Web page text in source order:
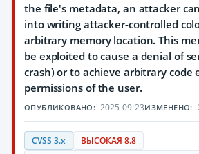
the file's metadata, an attacker
into writing attacker-controlled
arbitrary memory location. This
be exploited to cause a denial of
crash) or to achieve arbitrary
permissions of the user.
ОПУБЛИКОВАНО: 2025-09-23ИЗМЕНЕНО:
CVSS 3.x ВЫСОКАЯ 8.8